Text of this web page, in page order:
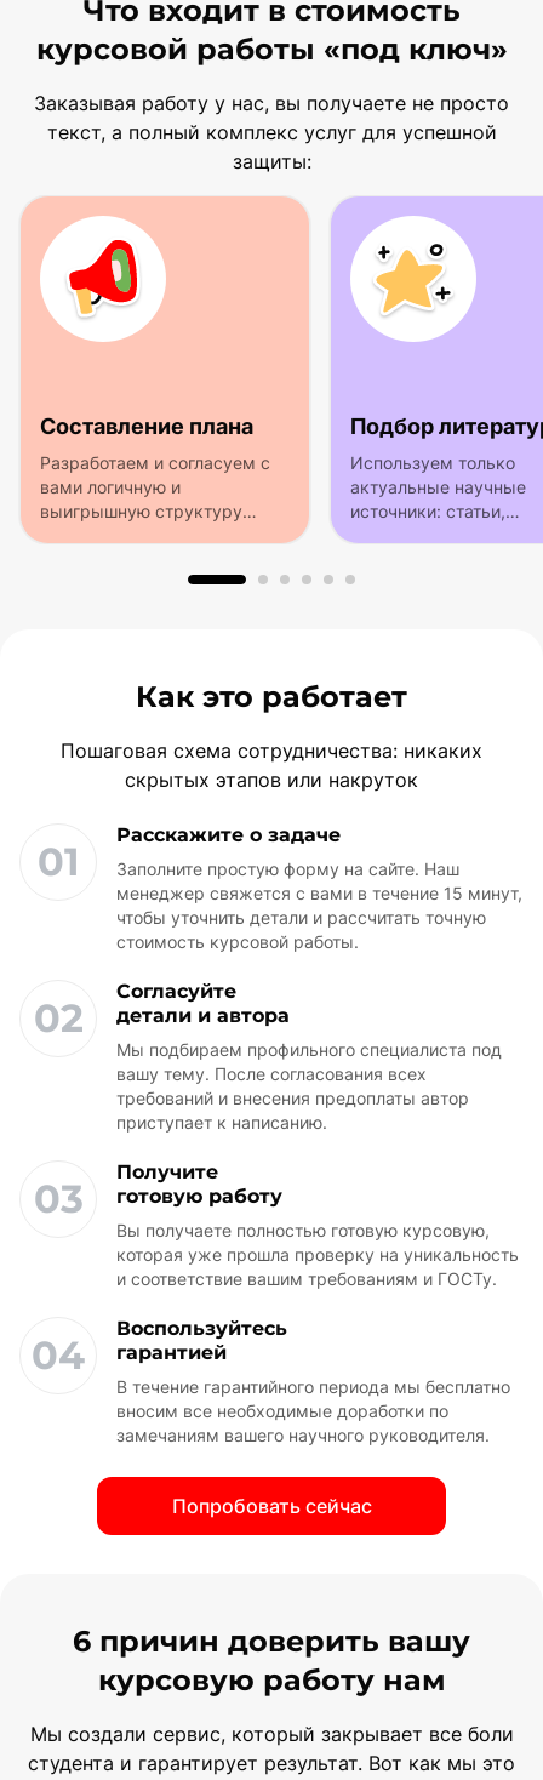
Что входит в стоимость
курсовой работы «под ключ»
Заказывая работу у нас, вы получаете не просто
текст, а полный комплекс услуг для успешной
защиты:
Составление плана
Разработаем и согласуем с
вами логичную и
выигрышную структуру
Подбор
Используем только
актуальные научные
источники: статьи,
Как это работает
Пошаговая схема сотрудничества: никаких
скрытых этапов или накруток
01
Расскажите о задаче
Заполните простую форму на сайте. Наш
менеджер свяжется с вами в течение 15 минут,
чтобы уточнить детали и рассчитать точную
стоимость курсовой работы.
02
Согласуйте
детали и автора
Мы подбираем профильного специалиста под
вашу тему. После согласования всех
требований и внесения предоплаты автор
приступает к написанию.
03
Получите
готовую работу
Вы получаете полностью готовую курсовую,
которая уже прошла проверку на уникальность
и соответствие вашим требованиям и ГОСТу.
04
Воспользуйтесь
гарантией
В течение гарантийного периода мы бесплатно
вносим все необходимые доработки по
замечаниям вашего научного руководителя.
Попробовать сейчас
6 причин доверить вашу
курсовую работу нам
Мы создали сервис, который закрывает все боли
студента и гарантирует результат. Вот как мы это